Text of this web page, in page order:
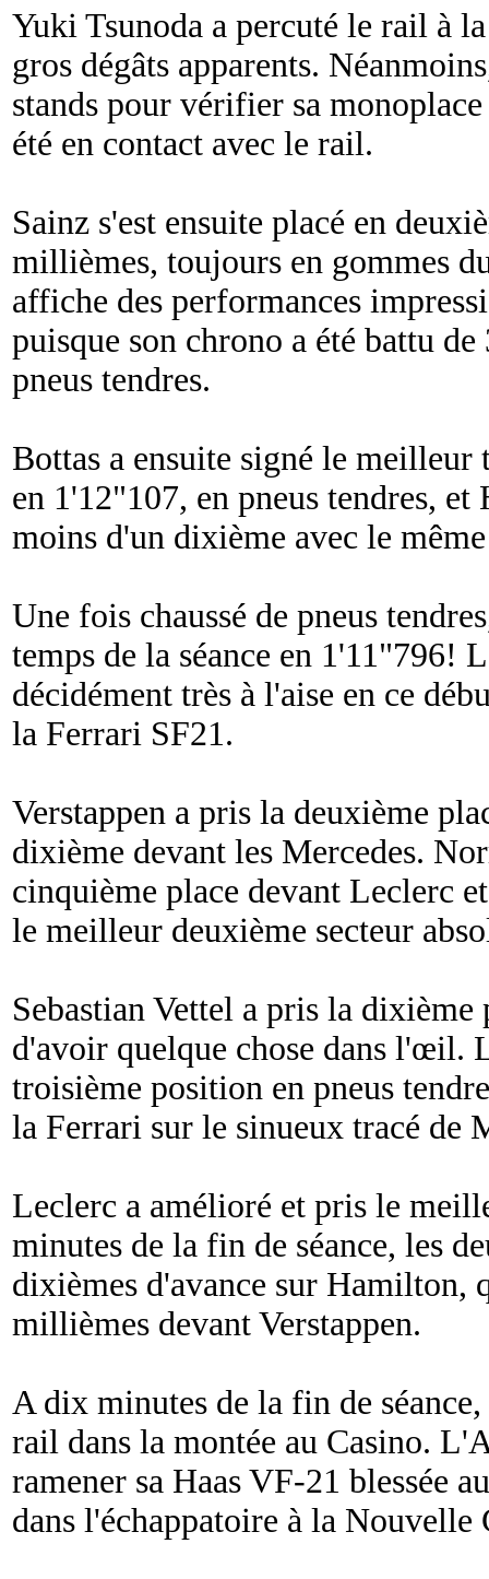
Yuki Tsunoda a percuté le rail à
gros dégâts apparents.
stands pour vérifier sa
été en contact avec le rail.
Sainz s'est ensuite placé en
millièmes, toujours en gommes
affiche des performances
puisque son chrono a été battu
pneus tendres.
Bottas a ensuite signé le
en 1'12"107, en pneus tendres,
moins d'un dixième avec le
Une fois chaussé de pneus
temps de la séance en 1'11"796!
décidément très à l'aise en ce
la Ferrari SF21.
Verstappen a pris la deuxième
dixième devant les Mercedes.
cinquième place devant Leclerc
le meilleur deuxième secteur
Sebastian Vettel a pris la
d'avoir quelque chose dans l'œil.
troisième position en pneus
la Ferrari sur le sinueux tracé de
Leclerc a amélioré et pris le
minutes de la fin de séance, les
dixièmes d'avance sur Hamilton,
millièmes devant Verstappen.
A dix minutes de la fin de
rail dans la montée au Casino.
ramener sa Haas VF-21 blessée
dans l'échappatoire à la Nouvelle